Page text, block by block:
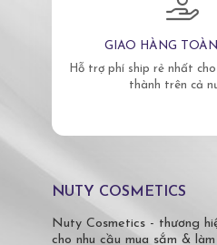
GIAO HÀNG
Hỗ trợ phí ship rẻ nhất
thành trên cả
NUTY COSMETICS
Nuty Cosmetics - thương
cho nhu cầu mua sắm &